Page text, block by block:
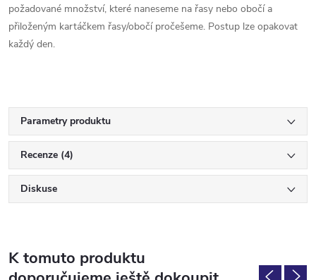
požadované množství, které naneseme na řasy nebo obočí a
přiloženým kartáčkem řasy/obočí pročešeme. Postup lze opakovat
každý den.
Parametry produktu
Recenze (4)
Diskuse
K tomuto produktu